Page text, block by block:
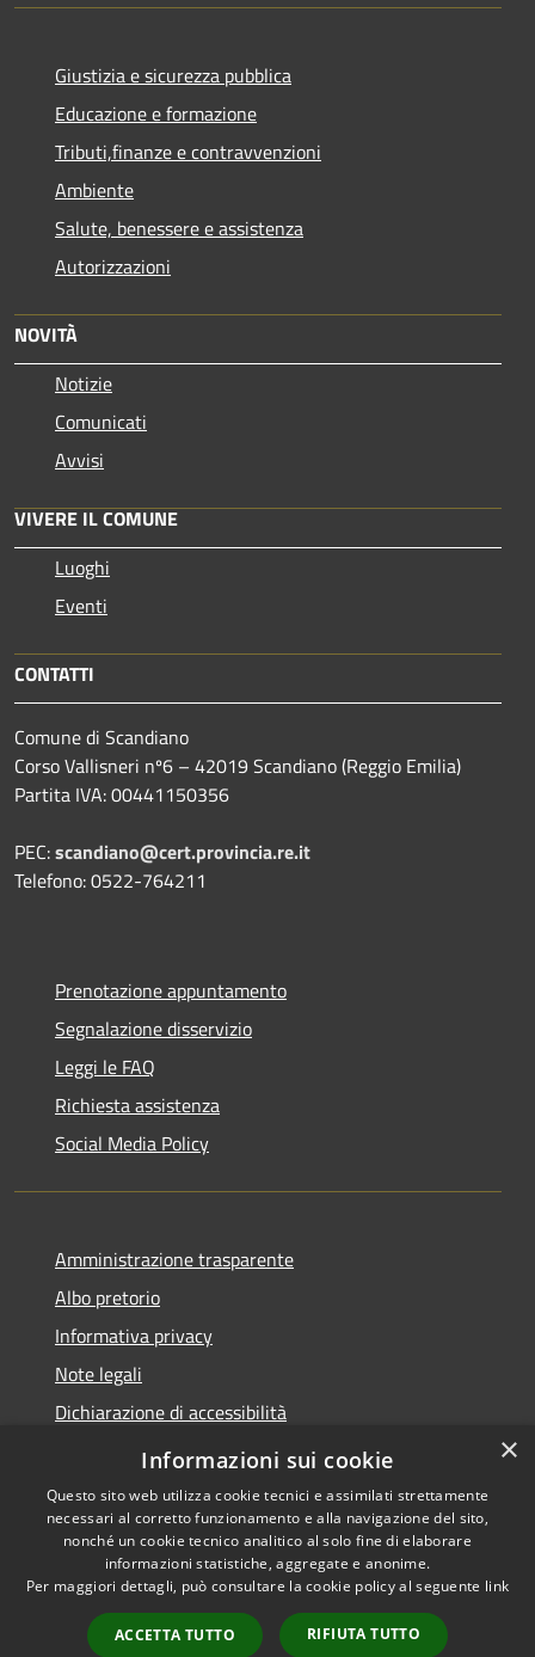
Giustizia e sicurezza pubblica
Educazione e formazione
Tributi,finanze e contravvenzioni
Ambiente
Salute, benessere e assistenza
Autorizzazioni
NOVITÀ
Notizie
Comunicati
Avvisi
VIVERE IL COMUNE
Luoghi
Eventi
CONTATTI
Comune di Scandiano
Corso Vallisneri nº6 – 42019 Scandiano (Reggio Emilia)
Partita IVA: 00441150356
PEC:scandiano@cert.provincia.re.it
Telefono: 0522-764211
Prenotazione appuntamento
Segnalazione disservizio
Leggi le FAQ
Richiesta assistenza
Social Media Policy
Amministrazione trasparente
Albo pretorio
Informativa privacy
Note legali
Dichiarazione di accessibilità
Piano di miglioramento del sito
Accessibility
Copyright © 2026 • Comune di
Scandiano • Powered by
Municipium•
Admin
×
Informazioni sui cookie
Questo sito web utilizza cookie tecnici e assimilati strettamente
necessari al corretto funzionamento e alla navigazione del sito,
nonché un cookie tecnico analitico al solo fine di elaborare
informazioni statistiche, aggregate e anonime.
Per maggiori dettagli, può consultare la cookie policy al seguente link
ACCETTA TUTTO RIFIUTA TUTTO